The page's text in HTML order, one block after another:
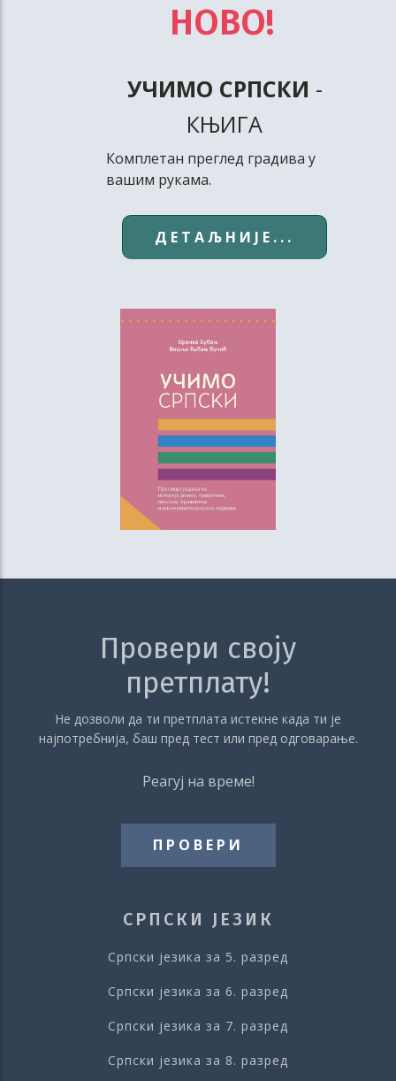
НОВО!
УЧИМО СРПСКИ -
КЊИГА
Комплетан преглед градива у
вашим рукама.
ДЕТАЉНИЈЕ...
Провери своју
претплату!
Не дозволи да ти претплата истекне када ти је
најпотребнија, баш пред тест или пред одговарање.
Реагуј на време!
ПРОВЕРИ
СРПСКИ ЈЕЗИК
Српски језика за 5. разред
Српски језика за 6. разред
Српски језика за 7. разред
Српски језика за 8. разред